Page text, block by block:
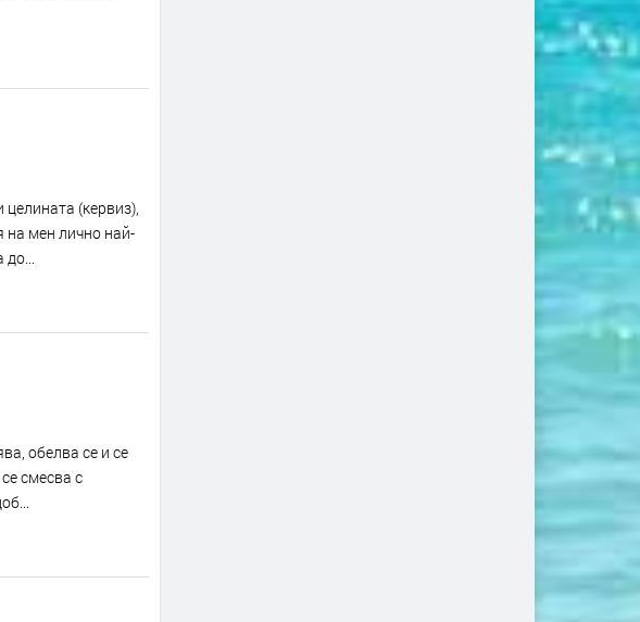
(кервиз),
на мен лично най-
до...
обелва се и се
смесва с